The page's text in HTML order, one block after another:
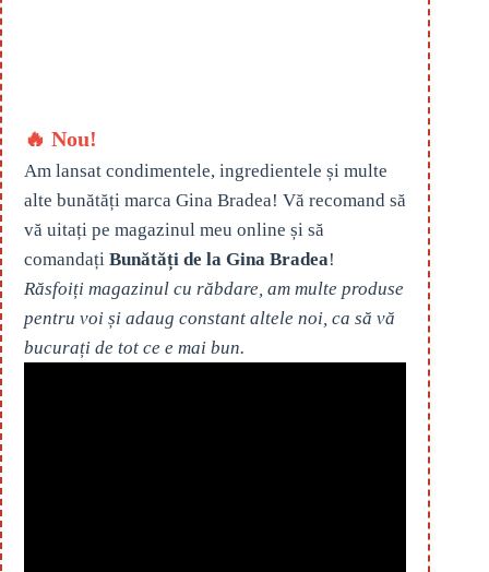
🔥 Nou!
Am lansat condimentele, ingredientele și multe
alte bunătăți marca Gina Bradea! Vă recomand să
vă uitați pe magazinul meu online și să
comandați Bunătăți de la Gina Bradea!
Răsfoiți magazinul cu răbdare, am multe produse
pentru voi și adaug constant altele noi, ca să vă
bucurați de tot ce e mai bun.